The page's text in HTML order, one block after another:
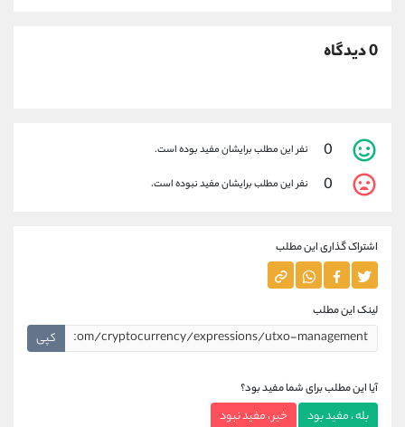
0 دیدگاه
0 نفر این مطلب برایشان مفید بوده است.
0 نفر این مطلب برایشان مفید نبوده است.
اشتراک گذاری این مطلب
لینک این مطلب
کپی
آیا این مطلب برای شما مفید بود؟
بله ، مفید بود خیر ، مفید نبود